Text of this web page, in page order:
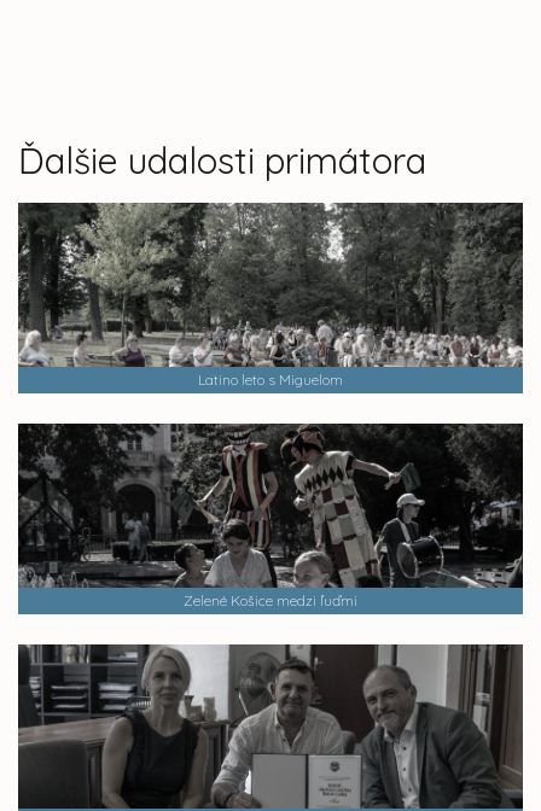
Ďalšie udalosti primátora
Latino leto s Miguelom
Zelené Košice medzi ľuďmi